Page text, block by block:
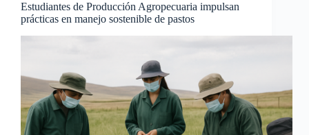
Estudiantes de Producción Agropecuaria impulsan
prácticas en manejo sostenible de pastos